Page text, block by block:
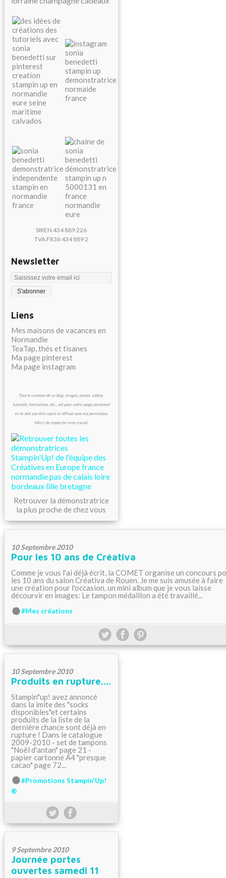
SIREN 434 889 226
TVA FR36 434 889 2
Newsletter
Liens
Mes maisons de vacances en
Normandie
TeaTap, thés et tisanes
Ma page pinterest
Ma page instagram
Tout le contenu de ce blog, images, textes, vidéos,
tutoriels, formations, etc., est pour votre usage personnel
et ne doit pas être repris et diffusé sans ma permission.
Merci de respecter mon travail.
Retrouver la démonstratrice
la plus proche de chez vous
10 Septembre 2010
Pour les 10 ans de Créativa
Comme je vous l'ai déjà écrit, la COMET organise un concours
les 10 ans du salon Créativa de Rouen. Je me suis amusée à faire
une création pour l'occasion, un mini album que je vous laisse
décourvir en images: Le tampon médaillon a été travaillé...
#Mes créations
10 Septembre 2010
Produits en rupture....
Stampin"up! avez annoncé
dans la imite des "socks
disponibles"et certains
produits de la liste de la
dernière chance sont déjà en
rupture ! Dans le catalogue
2009-2010 - set de tampons
"Noël d'antan" page 21 -
papier cartonné A4 "presque
cacao" page 72...
#Promotions Stampin'Up!
®
9 Septembre 2010
Journée portes
ouvertes samedi 11